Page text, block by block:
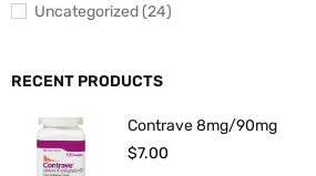
Uncategorized (24)
RECENT PRODUCTS
Contrave 8mg/90mg
$7.00